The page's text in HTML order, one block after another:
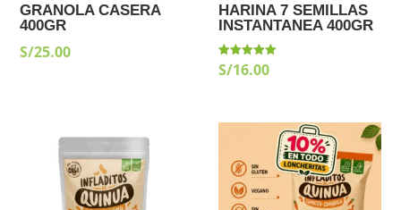
GRANOLA CASERA
400GR
S/25.00
HARINA 7 SEMILLAS
INSTANTANEA 400GR
Valorado
con
S/16.00
¡Oferta!